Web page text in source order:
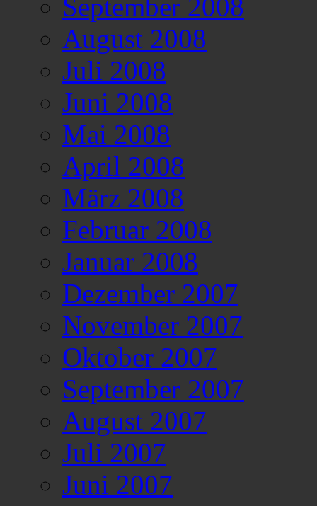
September 2008
August 2008
Juli 2008
Juni 2008
Mai 2008
April 2008
März 2008
Februar 2008
Januar 2008
Dezember 2007
November 2007
Oktober 2007
September 2007
August 2007
Juli 2007
Juni 2007